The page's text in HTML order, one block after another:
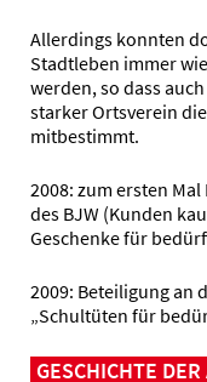
Allerdings konnten
Stadtleben immer
werden, so dass
starker Ortsverein
mitbestimmt.
2008: zum ersten
des BJW (Kunden
Geschenke für
2009: Beteiligung an
„Schultüten für
GESCHICHTE